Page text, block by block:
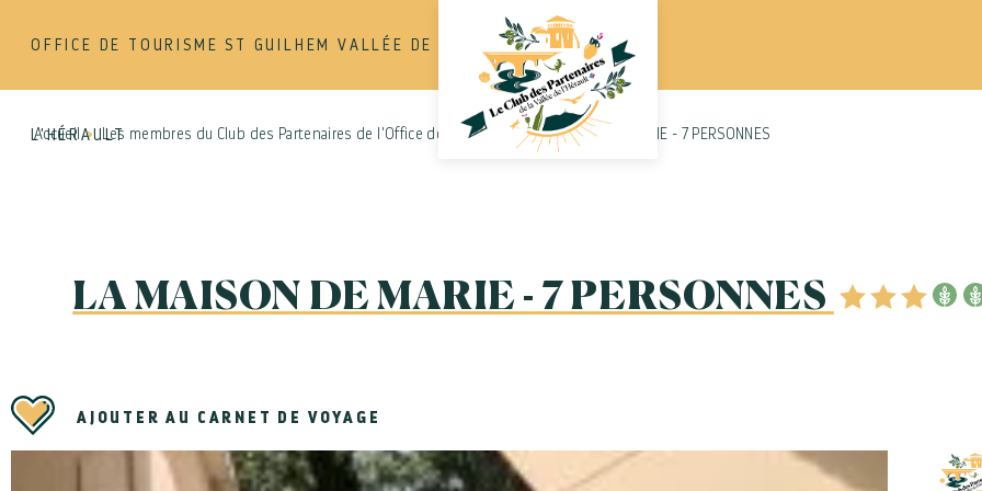
OFFICE DE TOURISME ST GUILHEM VALLÉE DE
L'HÉRAULT
LA MAISON DE MARIE - 7 PERSONNES
Accueil Les membres du Club des Partenaires de l'Office de Tourisme LA MAISON DE MARIE - 7 PERSONNES
AJOUTER AU CARNET DE VOYAGE